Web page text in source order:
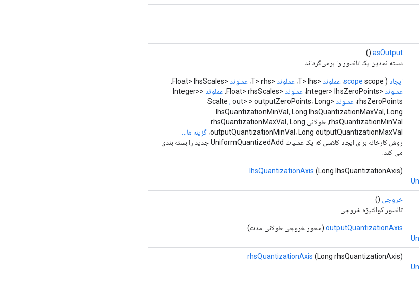
asOutput
()
دسته نمادین یک تانسور را برمی‌گرداند.
ایجاد (
scope scope، عملوند <T> lhs، عملوند <T> rhs، عملوند <Float> lhsScales،
عملوند <Integer> lhsZeroPoints، عملوند <Float> rhsScales، عملوند
<Integer>
rhsZeroPoints، عملوند <Scalte
, out> > outputZeroPoints، Long
lhsQuantizationMinVal، Long lhsQuantizationMaxVal، Long
rhsQuantizationMinVal، طولانی rhsQuantizationMaxVal، Long
outputQuantizationMinVal، Long outputQuantizationMaxVal، گزینه ها...
روش کارخانه برای ایجاد کلاسی که یک عملیات UniformQuantizedAdd جدید را بسته بندی
می کند.
lhsQuantizationAxis (Long lhsQuantizationAxis)
خروجی
()
تانسور کوانتیزه خروجی
outputQuantizationAxis (محور خروجی طولانی مدت)
rhsQuantizationAxis (Long rhsQuantizationAxis)